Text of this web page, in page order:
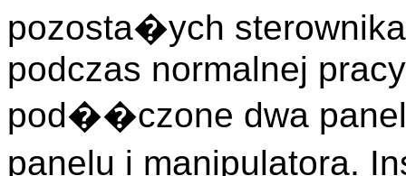
pozosta�ych
podczas normalnej
pod��czone dwa
panelu i manipulatora.